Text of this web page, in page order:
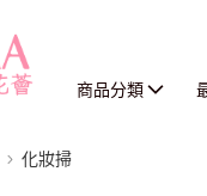
商品分類
化妝掃